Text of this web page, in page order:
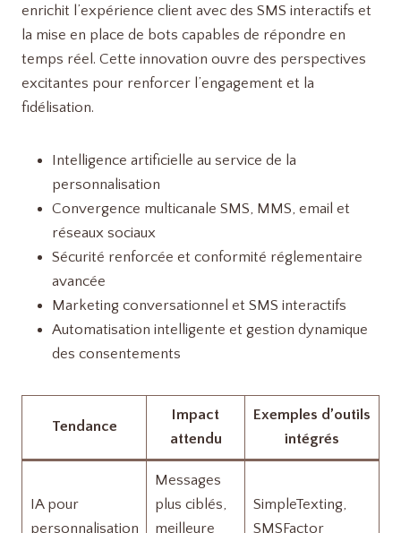
enrichit l’expérience client avec des SMS interactifs et
la mise en place de bots capables de répondre en
temps réel. Cette innovation ouvre des perspectives
excitantes pour renforcer l’engagement et la
fidélisation.
Intelligence artificielle au service de la
personnalisation
Convergence multicanale SMS, MMS, email et
réseaux sociaux
Sécurité renforcée et conformité réglementaire
avancée
Marketing conversationnel et SMS interactifs
Automatisation intelligente et gestion dynamique
des consentements
Tendance
Impact
attendu
Exemples d’outils
intégrés
IA pour
personnalisation
Messages
plus ciblés,
meilleure
SimpleTexting,
SMSFactor